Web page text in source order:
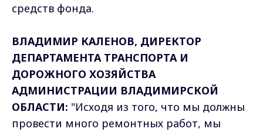
средств фонда.
ВЛАДИМИР КАЛЕНОВ, ДИРЕКТОР
ДЕПАРТАМЕНТА ТРАНСПОРТА И
ДОРОЖНОГО ХОЗЯЙСТВА
АДМИНИСТРАЦИИ ВЛАДИМИРСКОЙ
ОБЛАСТИ: "Исходя из того, что мы должны
провести много ремонтных работ, мы